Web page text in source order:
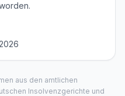
aus den amtlichen
Insolvenzgerichte und